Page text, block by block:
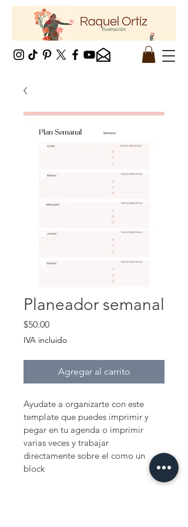
Planeador semanal
$50.00Precio
IVA incluido
Agregar al carrito
Ayudate a organizarte con este
template que puedes imprimir y
pegar en tu agenda o imprimir
varias veces y trabajar
directamente sobre el como un
block